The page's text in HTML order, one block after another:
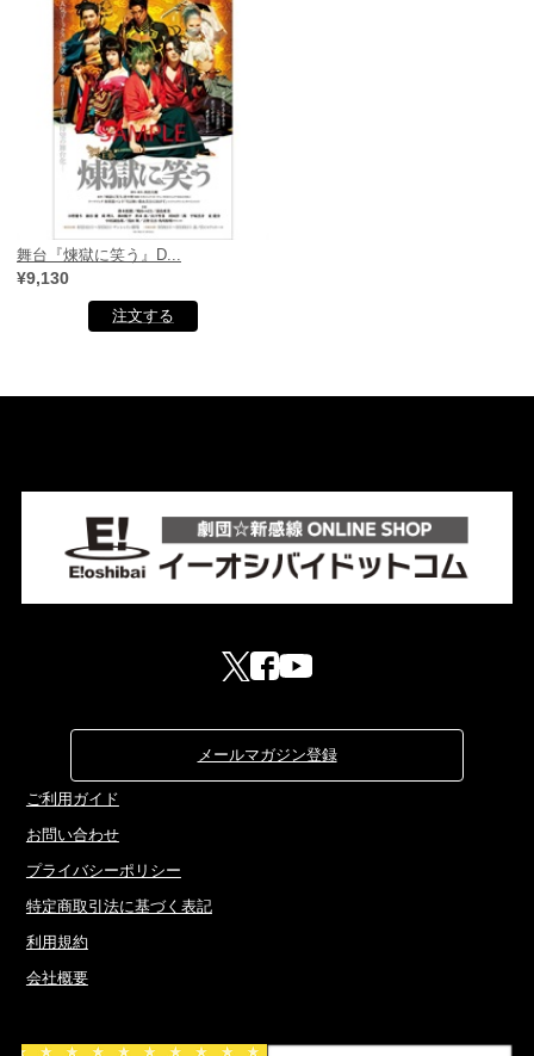
舞台『煉獄に笑う』D...
¥9,130
メールマガジン登録
ご利用ガイド
お問い合わせ
プライバシーポリシー
特定商取引法に基づく表記
利用規約
会社概要